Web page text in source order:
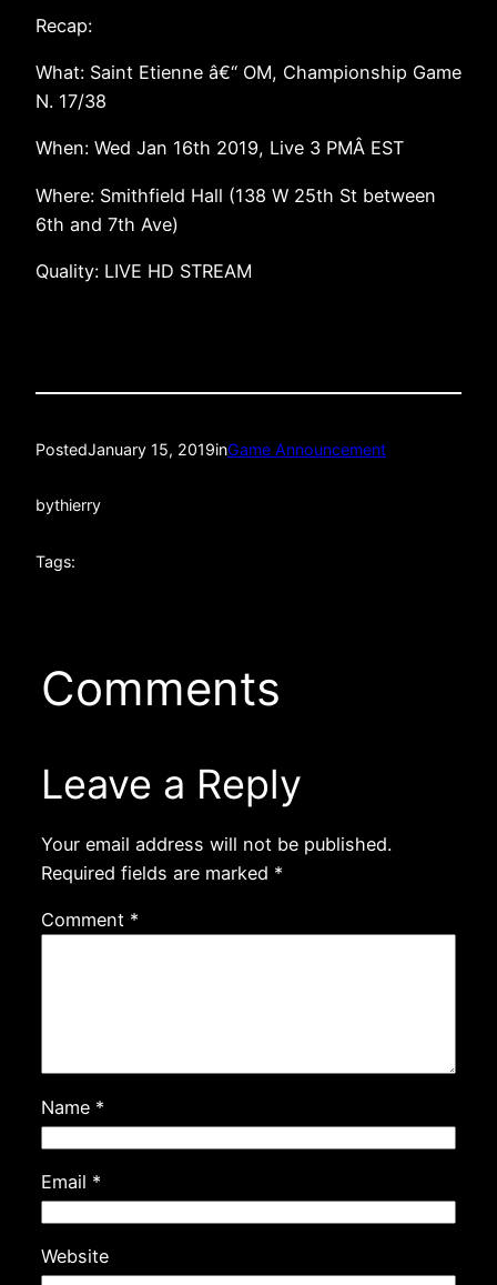
Recap:
What: Saint Etienne â€“ OM, Championship Game
N. 17/38
When: Wed Jan 16th 2019, Live 3 PMÂ EST
Where: Smithfield Hall (138 W 25th St between
6th and 7th Ave)
Quality: LIVE HD STREAM
PostedJanuary 15, 2019inGame Announcement
bythierry
Tags:
Comments
Leave a Reply
Your email address will not be published.
Required fields are marked *
Comment *
Name *
Email *
Website